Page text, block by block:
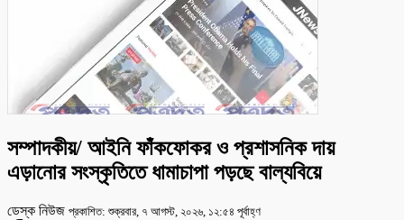
সম্পাদকীয়/ আইনি ফাঁকফোকর ও প্রশাসনিক দায়
এড়ানোর সংস্কৃতিতে ধামাচাপা পড়ছে বাল্যবিয়ে
ডেস্ক নিউজ প্রকাশিত: শুক্রবার, ৭ আগস্ট, ২০২৬, ১২:৫৪ পূর্বাহ্ণ